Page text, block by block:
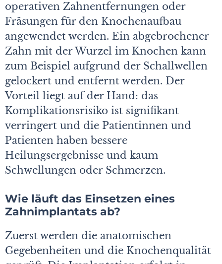
operativen Zahnentfernungen oder
Fräsungen für den Knochenaufbau
angewendet werden. Ein abgebrochener
Zahn mit der Wurzel im Knochen kann
zum Beispiel aufgrund der Schallwellen
gelockert und entfernt werden. Der
Vorteil liegt auf der Hand: das
Komplikationsrisiko ist signifikant
verringert und die Patientinnen und
Patienten haben bessere
Heilungsergebnisse und kaum
Schwellungen oder Schmerzen.
Wie läuft das Einsetzen eines
Zahnimplantats ab?
Zuerst werden die anatomischen
Gegebenheiten und die Knochenqualität